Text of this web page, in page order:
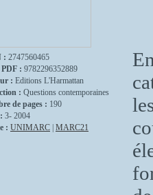
: 2747560465
: 9782296352889
: Editions L'Harmattan
: Questions contemporaines
de pages : 190
3- 2004
: UNIMARC MARC21